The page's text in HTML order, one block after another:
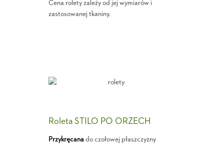
Cena rolety zależy od jej wymiarów i
zastosowanej tkaniny.
Roleta STILO PO ORZECH
Przykręcanado czołowej płaszczyzny